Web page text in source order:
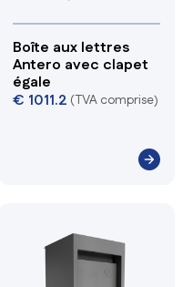
Boîte aux lettres
Antero avec clapet
égale
€ 1011.2 (TVA comprise)